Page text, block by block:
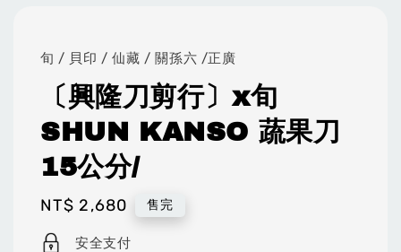
旬 / 貝印 / 仙藏 / 關孫六 /正廣
〔興隆刀剪行〕x旬
SHUN KANSO 蔬果刀
15公分/
Regular
price
NT$ 2,680 售完
安全支付